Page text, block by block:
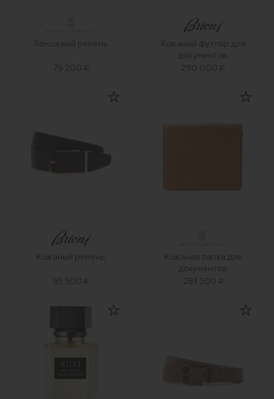
Замшевый ремень
79 200 ₽
Кожаный футляр для
документов
290 000 ₽
Кожаный ремень
95 500 ₽
Кожаная папка для
документов
283 500 ₽